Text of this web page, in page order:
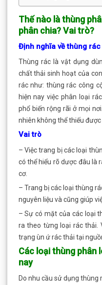
Thế nào là thùng
phân chia? Vai trò?
Định nghĩa về thùng rác
Thùng rác là vật dụng
chất thải sinh hoạt của
rác như: thùng rác công
hiện nay việc phân loại
phổ biến rộng rãi ở mọi
nhiên không thể thiếu
Vai trò
– Việc trang bị các loại
có thể hiểu rõ dược đâu là
cơ.
– Trang bị các loại thùng
nguyên liệu và cũng giúp
– Sự có mặt của các loại
ra theo từng loại rác thải.
trạng ùn ứ rác thải tại
Các loại thùngphân
nay
Do nhu cầu sử dụng thùng